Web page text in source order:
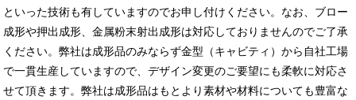
といった技術も有していますのでお申し付けください。なお、ブロー
成形や押出成形、金属粉末射出成形は対応しておりませんのでご了承
ください。弊社は成形品のみならず金型（キャビティ）から自社工場
で一貫生産していますので、デザイン変更のご要望にも柔軟に対応さ
せて頂きます。弊社は成形品はもとより素材や材料についても豊富な